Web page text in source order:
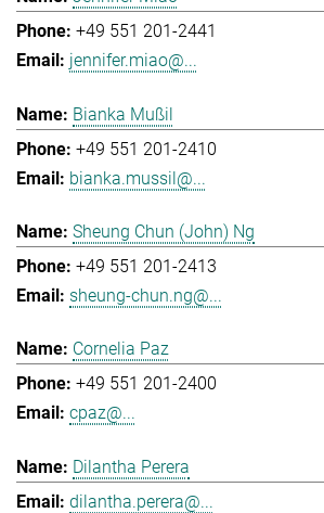
+49 551 201-2441
jennifer.miao@...
Bianka Mußil
+49 551 201-2410
bianka.mussil@...
Sheung Chun (John) Ng
+49 551 201-2413
sheung-chun.ng@...
Cornelia Paz
+49 551 201-2400
cpaz@...
Dilantha Perera
dilantha.perera@...